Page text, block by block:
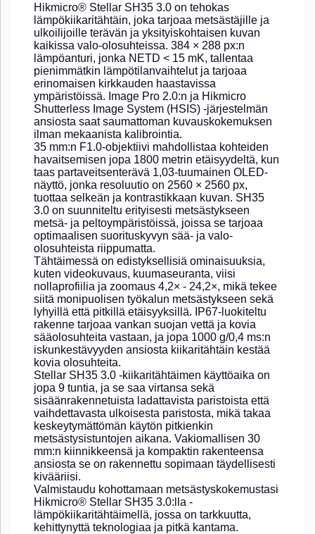
Hikmicro® Stellar SH35 3.0 on tehokas
lämpökiikaritähtäin, joka tarjoaa metsästäjille ja
ulkoilijoille terävän ja yksityiskohtaisen kuvan
kaikissa valo-olosuhteissa. 384 × 288 px:n
lämpöanturi, jonka NETD < 15 mK, tallentaa
pienimmätkin lämpötilanvaihtelut ja tarjoaa
erinomaisen kirkkauden haastavissa
ympäristöissä. Image Pro 2.0:n ja Hikmicro
Shutterless Image System (HSIS) -järjestelmän
ansiosta saat saumattoman kuvauskokemuksen
ilman mekaanista kalibrointia.
35 mm:n F1.0-objektiivi mahdollistaa kohteiden
havaitsemisen jopa 1800 metrin etäisyydeltä, kun
taas partaveitsenterävä 1,03-tuumainen OLED-
näyttö, jonka resoluutio on 2560 × 2560 px,
tuottaa selkeän ja kontrastikkaan kuvan. SH35
3.0 on suunniteltu erityisesti metsästykseen
metsä- ja peltoympäristöissä, joissa se tarjoaa
optimaalisen suorituskyvyn sää- ja valo-
olosuhteista riippumatta.
Tähtäimessä on edistyksellisiä ominaisuuksia,
kuten videokuvaus, kuumaseuranta, viisi
nollaprofiilia ja zoomaus 4,2× - 24,2×, mikä tekee
siitä monipuolisen työkalun metsästykseen sekä
lyhyillä että pitkillä etäisyyksillä. IP67-luokiteltu
rakenne tarjoaa vankan suojan vettä ja kovia
sääolosuhteita vastaan, ja jopa 1000 g/0,4 ms:n
iskunkestävyyden ansiosta kiikaritähtäin kestää
kovia olosuhteita.
Stellar SH35 3.0 -kiikaritähtäimen käyttöaika on
jopa 9 tuntia, ja se saa virtansa sekä
sisäänrakennetuista ladattavista paristoista että
vaihdettavasta ulkoisesta paristosta, mikä takaa
keskeytymättömän käytön pitkienkin
metsästysistuntojen aikana. Vakiomallisen 30
mm:n kiinnikkeensä ja kompaktin rakenteensa
ansiosta se on rakennettu sopimaan täydellisesti
kivääriisi.
Valmistaudu kohottamaan metsästyskokemustasi
Hikmicro® Stellar SH35 3.0:lla -
lämpökiikaritähtäimellä, jossa on tarkkuutta,
kehittynyttä teknologiaa ja pitkä kantama.